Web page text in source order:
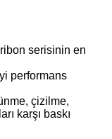
serisinin en
performans
çizilme,
karşı baskı